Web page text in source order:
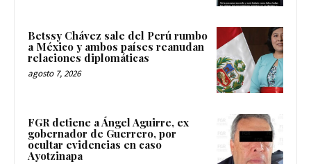
Betssy Chávez sale del Perú rumbo
a México y ambos países reanudan
relaciones diplomáticas
agosto 7, 2026
FGR detiene a Ángel Aguirre, ex
gobernador de Guerrero, por
ocultar evidencias en caso
Ayotzinapa